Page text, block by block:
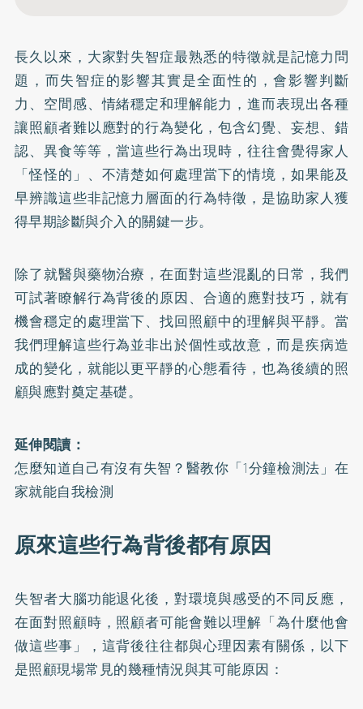
長久以來，大家對失智症最熟悉的特徵就是記憶力問
題，而失智症的影響其實是全面性的，會影響判斷
力、空間感、情緒穩定和理解能力，進而表現出各種
讓照顧者難以應對的行為變化，包含幻覺、妄想、錯
認、異食等等，當這些行為出現時，往往會覺得家人
「怪怪的」、不清楚如何處理當下的情境，如果能及
早辨識這些非記憶力層面的行為特徵，是協助家人獲
得早期診斷與介入的關鍵一步。
除了就醫與藥物治療，在面對這些混亂的日常，我們
可試著瞭解行為背後的原因、合適的應對技巧，就有
機會穩定的處理當下、找回照顧中的理解與平靜。當
我們理解這些行為並非出於個性或故意，而是疾病造
成的變化，就能以更平靜的心態看待，也為後續的照
顧與應對奠定基礎。
延伸閱讀：
怎麼知道自己有沒有失智？醫教你「1分鐘檢測法」在
家就能自我檢測
原來這些行為背後都有原因
失智者大腦功能退化後，對環境與感受的不同反應，
在面對照顧時，照顧者可能會難以理解「為什麼他會
做這些事」，這背後往往都與心理因素有關係，以下
是照顧現場常見的幾種情況與其可能原因：